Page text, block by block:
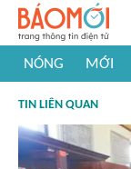
NÓNG MỚI
#Khám phá thế giới
TIN LIÊN QUAN